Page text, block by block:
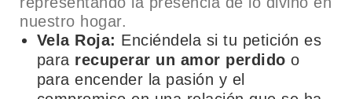
nuestro hogar.
Vela Roja: Enciéndela si tu petición es
para recuperar un amor perdido o
para encender la pasión y el